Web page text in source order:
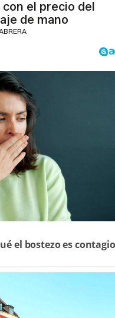
el precio del
de mano
el bostezo es